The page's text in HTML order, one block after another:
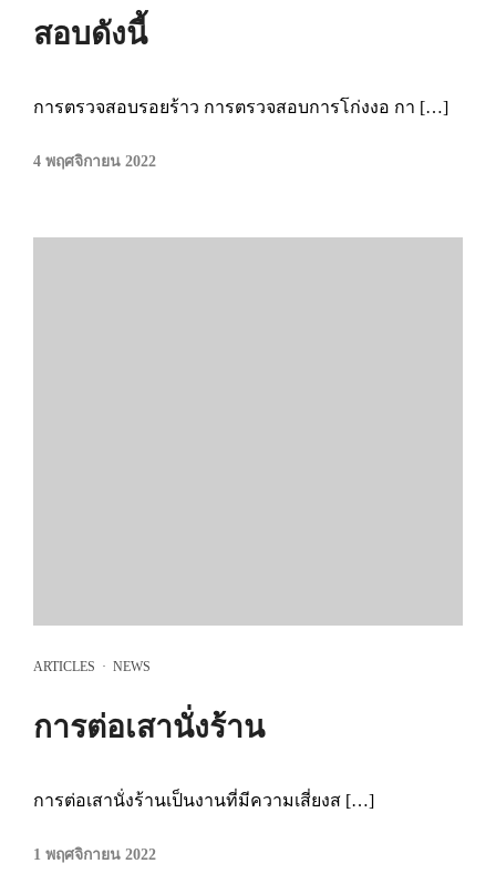
สอบดังนี้
การตรวจสอบรอยร้าว การตรวจสอบการโก่งงอ กา […]
4 พฤศจิกายน 2022
ARTICLES · NEWS
การต่อเสานั่งร้าน
การต่อเสานั่งร้านเป็นงานที่มีความเสี่ยงส […]
1 พฤศจิกายน 2022